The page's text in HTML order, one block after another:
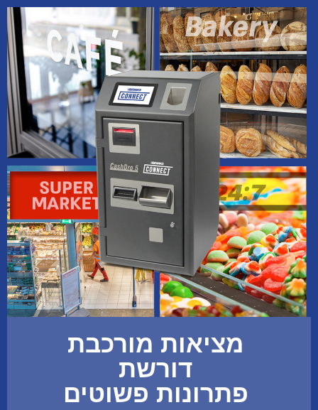
מציאות מורכבת
דורשת
פתרונות פשוטים